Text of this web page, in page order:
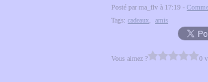
Posté par ma_flv à 17:19 -
Tags: cadeaux amis
Vous aimez ? 0